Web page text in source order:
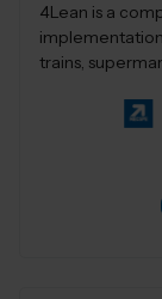
4Lean is a
trains,